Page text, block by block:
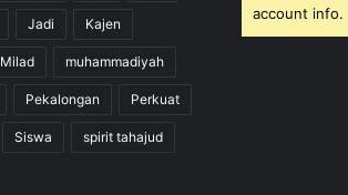
Jadi Kajen
Milad muhammadiyah
Pekalongan Perkuat
Siswa spirit tahajud
account info.